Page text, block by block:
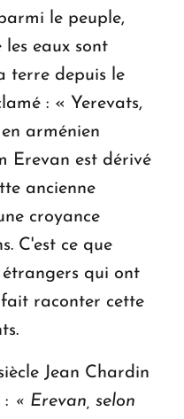
le peuple,
les eaux sont
terre depuis le
: « Yerevats,
arménien
Erevan est dérivé
ancienne
croyance
C'est ce que
qui ont
raconter cette
Jean Chardin
: « Erevan, selon